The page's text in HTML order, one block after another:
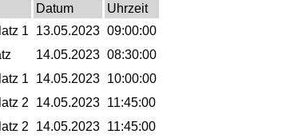
Datum Uhrzeit
1 13.05.2023 09:00:00
14.05.2023 08:30:00
1 14.05.2023 10:00:00
2 14.05.2023 11:45:00
2 14.05.2023 11:45:00